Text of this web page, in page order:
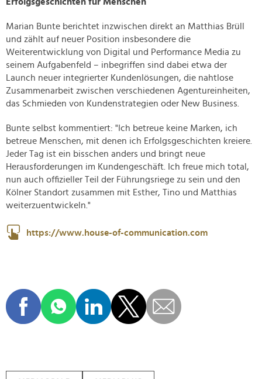
Marian Bunte berichtet inzwischen direkt an Matthias Brüll
und zählt auf neuer Position insbesondere die
Weiterentwicklung von Digital und Performance Media zu
seinem Aufgabenfeld – inbegriffen sind dabei etwa der
Launch neuer integrierter Kundenlösungen, die nahtlose
Zusammenarbeit zwischen verschiedenen Agentureinheiten,
das Schmieden von Kundenstrategien oder New Business.
Bunte selbst kommentiert: "Ich betreue keine Marken, ich
betreue Menschen, mit denen ich Erfolgsgeschichten kreiere.
Jeder Tag ist ein bisschen anders und bringt neue
Herausforderungen im Kundengeschäft. Ich freue mich total,
nun auch offizieller Teil der Führungsriege zu sein und den
Kölner Standort zusammen mit Esther, Tino und Matthias
weiterzuentwickeln."
https://www.house-of-communication.com